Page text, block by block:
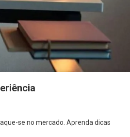
se no mercado. Aprenda dicas